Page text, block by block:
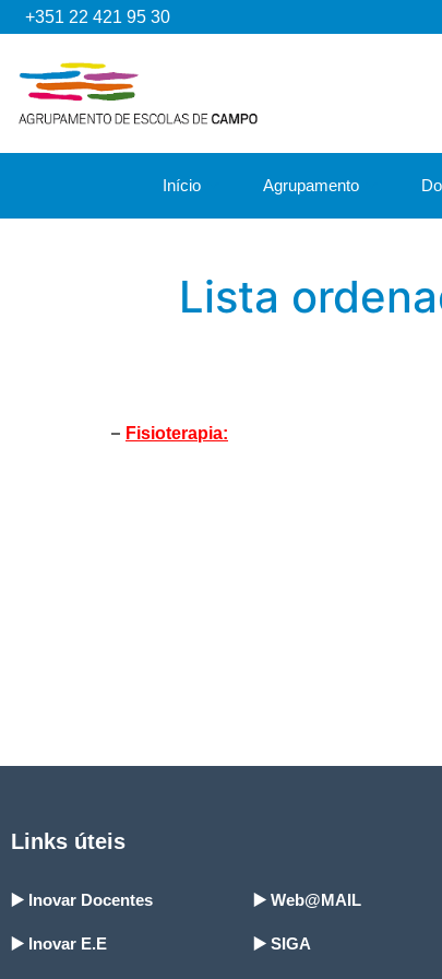
+351 22 421 95 30
Início Agrupamento
Lista
– Fisioterapia:
Links úteis
▶️ Inovar Docentes
▶️ Inovar E.E
▶️ Web@MAIL
▶️ SIGA